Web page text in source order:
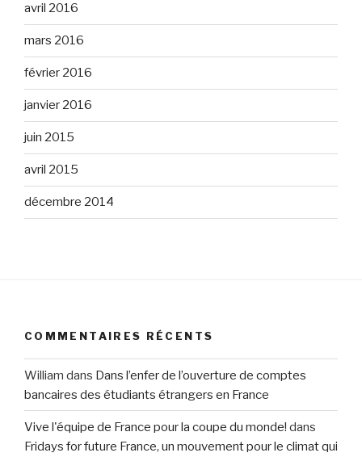
avril 2016
mars 2016
février 2016
janvier 2016
juin 2015
avril 2015
décembre 2014
COMMENTAIRES RÉCENTS
William dans Dans l’enfer de l’ouverture de comptes
bancaires des étudiants étrangers en France
Vive l'équipe de France pour la coupe du monde! dans
Fridays for future France, un mouvement pour le climat qui